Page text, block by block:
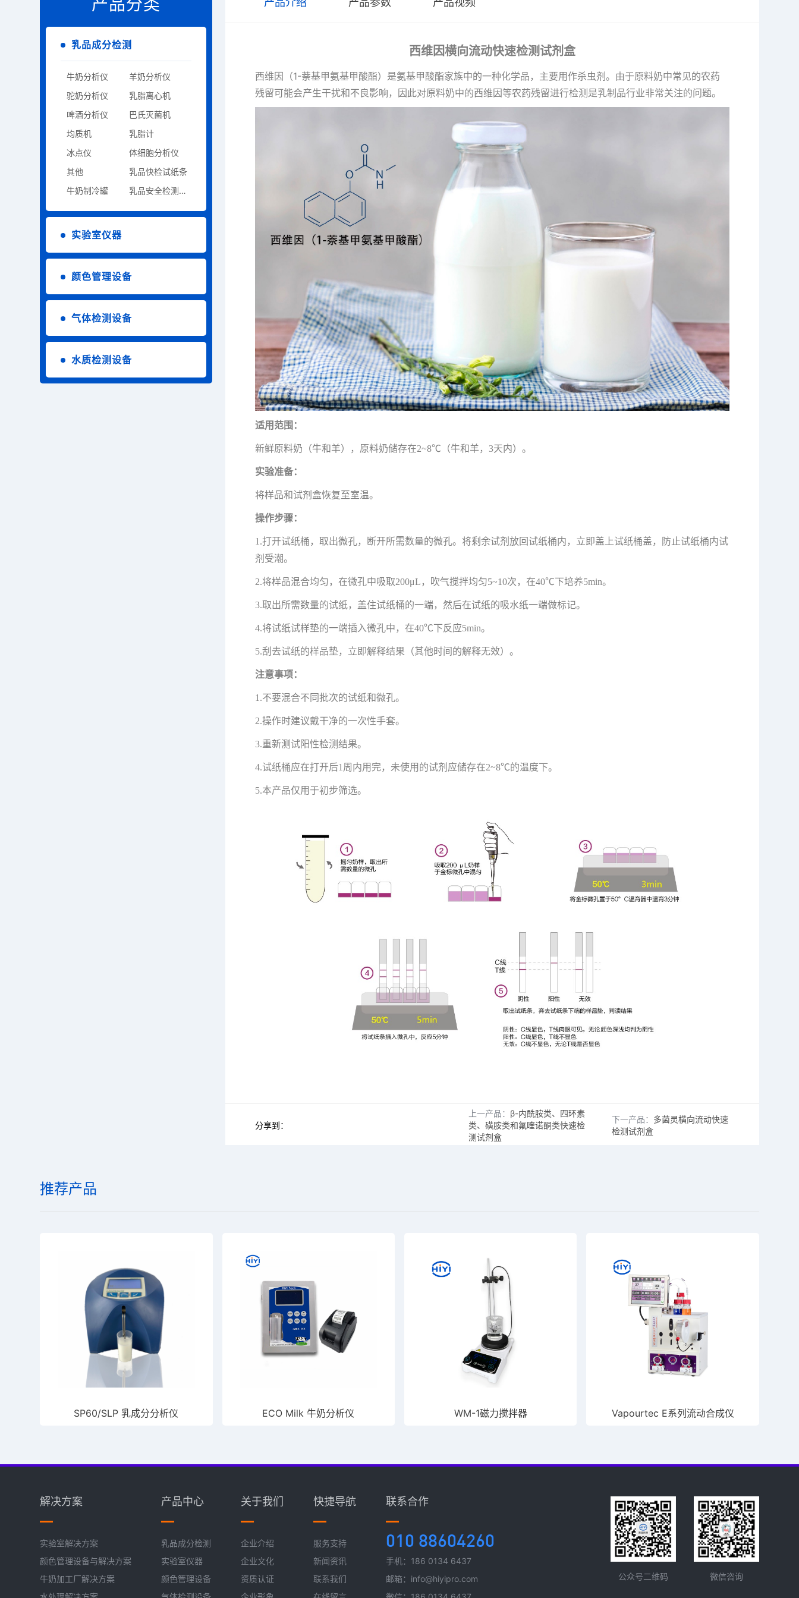
乳品成分检测
牛奶分析仪
羊奶分析仪
驼奶分析仪
乳脂离心机
啤酒分析仪
巴氏灭菌机
均质机
乳脂计
冰点仪
体细胞分析仪
其他
乳品快检试纸条
牛奶制冷罐
乳品安全检测设备
实验室仪器
颜色管理设备
气体检测设备
水质检测设备
西维因横向流动快速检测试剂盒
西维因（1-萘基甲氨基甲酸酯）是氨基甲酸酯家族中的一种化学品，主要用作杀虫剂。由于原料奶中常见的农药
残留可能会产生干扰和不良影响，因此对原料奶中的西维因等农药残留进行检测是乳制品行业非常关注的问题。
适用范围：
新鲜原料奶（牛和羊），原料奶储存在2~8℃（牛和羊，3天内）。
实验准备：
将样品和试剂盒恢复至室温。
操作步骤：
1.打开试纸桶，取出微孔，断开所需数量的微孔。将剩余试剂放回试纸桶内，立即盖上试纸桶盖，防止试纸桶内试
剂受潮。
2.将样品混合均匀，在微孔中吸取200μL，吹气搅拌均匀5~10次，在40℃下培养5min。
3.取出所需数量的试纸，盖住试纸桶的一端，然后在试纸的吸水纸一端做标记。
4.将试纸试样垫的一端插入微孔中，在40℃下反应5min。
5.刮去试纸的样品垫，立即解释结果（其他时间的解释无效）。
注意事项：
1.不要混合不同批次的试纸和微孔。
2.操作时建议戴干净的一次性手套。
3.重新测试阳性检测结果。
4.试纸桶应在打开后1周内用完，未使用的试剂应储存在2~8℃的温度下。
5.本产品仅用于初步筛选。
分享到：
上一产品： β-内酰胺类、四环素
类、磺胺类和氟喹诺酮类快速检
测试剂盒
下一产品： 多菌灵横向流动快速
检测试剂盒
推荐产品
SP60/SLP 乳成分分析仪 ECO Milk 牛奶分析仪 WM-1磁力搅拌器 Vapourtec E系列流动合成仪
解决方案
实验室解决方案
颜色管理设备与解决方案
牛奶加工厂解决方案
产品中心
乳品成分检测
实验室仪器
颜色管理设备
关于我们
企业介绍
企业文化
资质认证
快捷导航
服务支持
新闻资讯
联系我们
联系合作
010 88604260
手机：186 0134 6437
邮箱：info@hiyipro.com
公众号二维码 微信咨询